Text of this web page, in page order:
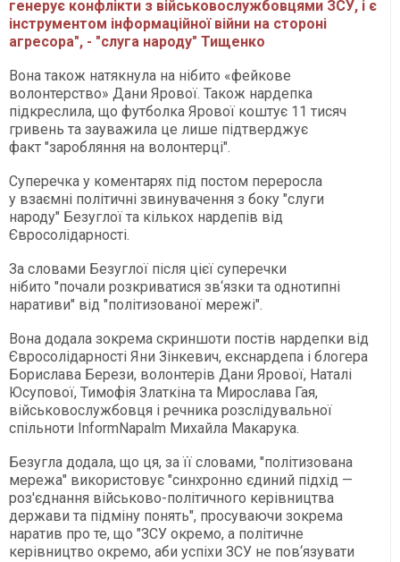
генерує конфлікти з військовослужбовцями ЗСУ, і є
інструментом інформаційної війни на стороні
агресора", - "слуга народу" Тищенко
Вона також натякнула на нібито «фейкове
волонтерство» Дани Ярової. Також нардепка
підкреслила, що футболка Ярової коштує 11 тисяч
гривень та зауважила це лише підтверджує
факт "заробляння на волонтерці".
Суперечка у коментарях під постом переросла
у взаємні політичні звинувачення з боку "слуги
народу" Безуглої та кількох нардепів від
Євросолідарності.
За словами Безуглої після цієї суперечки
нібито "почали розкриватися зв‘язки та однотипні
наративи" від "політизованої мережі".
Вона додала зокрема скриншоти постів нардепки від
Євросолідарності Яни Зінкевич, екснардепа і блогера
Борислава Берези, волонтерів Дани Ярової, Наталі
Юсупової, Тимофія Златкіна та Мирослава Гая,
військовослужбовця і речника розслідувальної
спільноти InformNapalm Михайла Макарука.
Безугла додала, що ця, за її словами, "політизована
мережа" використовує "синхронно єдиний підхід —
роз'єднання військово-політичного керівництва
держави та підміну понять", просуваючи зокрема
наратив про те, що "ЗСУ окремо, а політичне
керівництво окремо, аби успіхи ЗСУ не пов‘язувати